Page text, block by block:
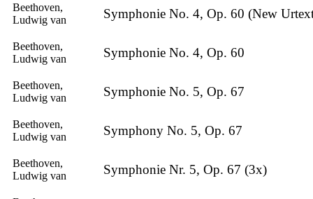
Beethoven,
Ludwig van
Symphonie No. 4, Op. 60 (New
Beethoven,
Ludwig van
Symphonie No. 4, Op. 60
Beethoven,
Ludwig van
Symphonie No. 5, Op. 67
Beethoven,
Ludwig van
Symphony No. 5, Op. 67
Beethoven,
Ludwig van
Symphonie Nr. 5, Op. 67 (3x)